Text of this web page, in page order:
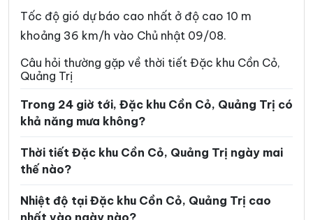
Xã Nam Ba Đồn Xã Nam Cửa Việt
Xã Nam Trạch
Xã Phong Nha Xã Phú Trạch
Xã Quảng Trạch Xã Sen Ngư
Xã Tà Rụt Xã Tân Gianh
Xã Tân Lập Xã Thượng Trạch
Xã Triệu Bình
Tốc độ gió dự báo cao nhất ở độ cao 10 m
khoảng 36 km/h vào Chủ nhật 09/08.
Câu hỏi thường gặp về thời tiết Đặc khu Cồn Cỏ,
Quảng Trị
Trong 24 giờ tới, Đặc khu Cồn Cỏ, Quảng Trị có
khả năng mưa không?
Thời tiết Đặc khu Cồn Cỏ, Quảng Trị ngày mai
thế nào?
Nhiệt độ tại Đặc khu Cồn Cỏ, Quảng Trị cao